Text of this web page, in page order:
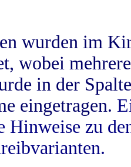
wurden im
wobei
in der
eingetragen.
Hinweise zu